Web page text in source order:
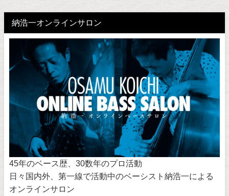
納浩一オンラインサロン
45年のベース歴、30数年のプロ活動
日々国内外、第一線で活動中のベーシスト納浩一による
オンラインサロン